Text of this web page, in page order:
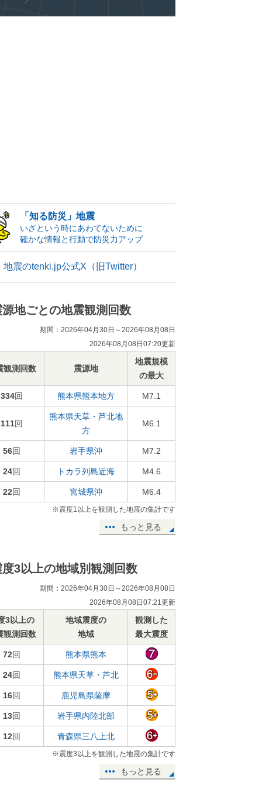
「知る防災」地震
いざという時にあわてないために
確かな情報と行動で防災力アップ
地震のtenki.jp公式X（旧Twitter）
源地ごとの地震観測回数
期間：2026年04月30日～2026年08月08日
2026年08月08日07:20更新
観測回数 震源地
地震規模
の最大
334回 熊本県熊本地方 M7.1
111回
熊本県天草・芦北地
方
M6.1
56回 岩手県沖 M7.2
24回 トカラ列島近海 M4.6
22回 宮城県沖 M6.4
※震度1以上を観測した地震の集計です
もっと見る
度3以上の地域別観測回数
期間：2026年04月30日～2026年08月08日
2026年08月08日07:21更新
3以上の
観測回数
地域震度の
地域
観測した
最大震度
72回 熊本県熊本
24回 熊本県天草・芦北
16回 鹿児島県薩摩
13回 岩手県内陸北部
12回 青森県三八上北
※震度3以上を観測した地震の集計です
もっと見る